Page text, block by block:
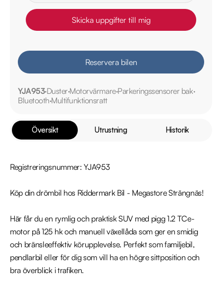
Skicka uppgifter till mig
Reservera bilen
YJA953Duster MotorvärmareParkeringssensorer bak
Bluetooth Multifunktionsratt
Översikt Utrustning Historik
Registreringsnummer: YJA953
Köp din drömbil hos Riddermark Bil - Megastore Strängnäs!
Här får du en rymlig och praktisk SUV med pigg 1.2 TCe-
motor på 125 hk och manuell växellåda som ger en smidig
och bränsleeffektiv körupplevelse. Perfekt som familjebil,
pendlarbil eller för dig som vill ha en högre sittposition och
bra överblick i trafiken.